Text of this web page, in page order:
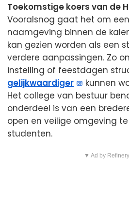
Toekomstige koers van de
Vooralsnog gaat het om
naamgeving binnen de
kan gezien worden als een
verdere aanpassingen. Zo
instelling of feestdagen
gelijkwaardiger
kunnen
Het college van bestuur
onderdeel is van een
open en veilige omgeving
studenten.
▼ Ad by